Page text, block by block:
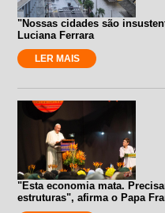
"Nossas cidades são
Luciana Ferrara
LER MAIS
"Esta economia mata.
estruturas", afirma o Papa